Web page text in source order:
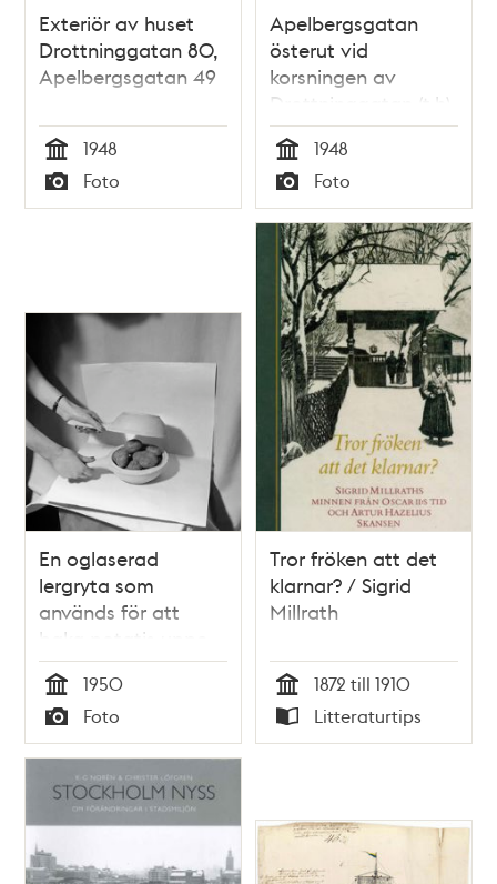
Exteriör av huset
Drottninggatan 80,
Apelbergsgatan 49
Tid
1948
Typ
Foto
Apelbergsgatan
österut vid
korsningen av
Drottninggatan (t.h)
Tid
1948
Typ
Foto
En oglaserad
lergryta som
används för att
baka potatis uppe
på spisen, fotad hos
fotograf Bellander.
Tid
1950
Typ
Foto
Tror fröken att det
klarnar? / Sigrid
Millrath
Tid
1872 till 1910
Typ
Litteraturtips